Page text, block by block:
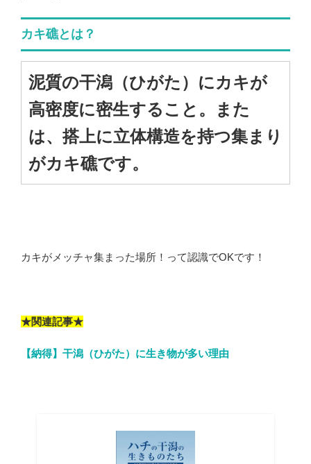
カキ礁とは？
泥質の干潟（ひがた）にカキが
高密度に密生すること。また
は、搭上に立体構造を持つ集まり
がカキ礁です。
カキがメッチャ集まった場所！って認識でOKです！
★関連記事★
【納得】干潟（ひがた）に生き物が多い理由